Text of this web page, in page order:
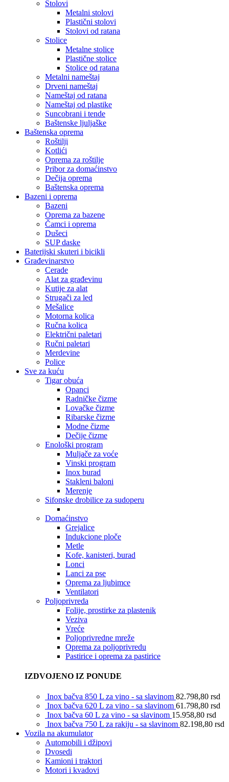
Stolovi
Metalni stolovi
Plastični stolovi
Stolovi od ratana
Stolice
Metalne stolice
Plastične stolice
Stolice od ratana
Metalni nameštaj
Drveni nameštaj
Nameštaj od ratana
Nameštaj od plastike
Suncobrani i tende
Baštenske ljuljaške
Baštenska oprema
Roštilji
Kotlići
Oprema za roštilje
Pribor za domaćinstvo
Dečija oprema
Baštenska oprema
Bazeni i oprema
Bazeni
Oprema za bazene
Čamci i oprema
Dušeci
SUP daske
Baterijski skuteri i bicikli
Građevinarstvo
Cerade
Alat za građevinu
Kutije za alat
Strugači za led
Mešalice
Motorna kolica
Ručna kolica
Električni paletari
Ručni paletari
Merdevine
Police
Sve za kuću
Tigar obuća
Opanci
Radničke čizme
Lovačke čizme
Ribarske čizme
Modne čizme
Dečije čizme
Enološki program
Muljače za voće
Vinski program
Inox burad
Stakleni baloni
Merenje
Sifonske drobilice za sudoperu
Domaćinstvo
Grejalice
Indukcione ploče
Metle
Kofe, kanisteri, burad
Lonci
Lanci za pse
Oprema za ljubimce
Ventilatori
Poljoprivreda
Folije, prostirke za plastenik
Veziva
Vreće
Poljoprivredne mreže
Oprema za poljoprivredu
Pastirice i oprema za pastirice
IZDVOJENO IZ PONUDE
Inox bačva 850 L za vino - sa slavinom 82.798,80 rsd
Inox bačva 620 L za vino - sa slavinom 61.798,80 rsd
Inox bačva 60 L za vino - sa slavinom 15.958,80 rsd
Inox bačva 750 L za rakiju - sa slavinom 82.198,80 rsd
Vozila na akumulator
Automobili i džipovi
Dvosedi
Kamioni i traktori
Motori i kvadovi